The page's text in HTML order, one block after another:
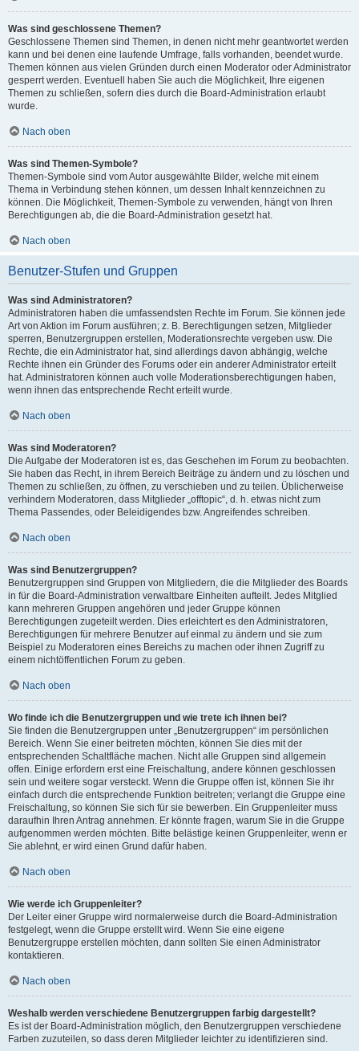
Was sind geschlossene Themen?
Geschlossene Themen sind Themen, in denen nicht mehr geantwortet werden
kann und bei denen eine laufende Umfrage, falls vorhanden, beendet wurde.
Themen können aus vielen Gründen durch einen Moderator oder Administrator
gesperrt werden. Eventuell haben Sie auch die Möglichkeit, Ihre eigenen
Themen zu schließen, sofern dies durch die Board-Administration erlaubt
wurde.
Nach oben
Was sind Themen-Symbole?
Themen-Symbole sind vom Autor ausgewählte Bilder, welche mit einem
Thema in Verbindung stehen können, um dessen Inhalt kennzeichnen zu
können. Die Möglichkeit, Themen-Symbole zu verwenden, hängt von Ihren
Berechtigungen ab, die die Board-Administration gesetzt hat.
Nach oben
Benutzer-Stufen und Gruppen
Was sind Administratoren?
Administratoren haben die umfassendsten Rechte im Forum. Sie können jede
Art von Aktion im Forum ausführen; z. B. Berechtigungen setzen, Mitglieder
sperren, Benutzergruppen erstellen, Moderationsrechte vergeben usw. Die
Rechte, die ein Administrator hat, sind allerdings davon abhängig, welche
Rechte ihnen ein Gründer des Forums oder ein anderer Administrator erteilt
hat. Administratoren können auch volle Moderationsberechtigungen haben,
wenn ihnen das entsprechende Recht erteilt wurde.
Nach oben
Was sind Moderatoren?
Die Aufgabe der Moderatoren ist es, das Geschehen im Forum zu beobachten.
Sie haben das Recht, in ihrem Bereich Beiträge zu ändern und zu löschen und
Themen zu schließen, zu öffnen, zu verschieben und zu teilen. Üblicherweise
verhindern Moderatoren, dass Mitglieder „offtopic“, d. h. etwas nicht zum
Thema Passendes, oder Beleidigendes bzw. Angreifendes schreiben.
Nach oben
Was sind Benutzergruppen?
Benutzergruppen sind Gruppen von Mitgliedern, die die Mitglieder des Boards
in für die Board-Administration verwaltbare Einheiten aufteilt. Jedes Mitglied
kann mehreren Gruppen angehören und jeder Gruppe können
Berechtigungen zugeteilt werden. Dies erleichtert es den Administratoren,
Berechtigungen für mehrere Benutzer auf einmal zu ändern und sie zum
Beispiel zu Moderatoren eines Bereichs zu machen oder ihnen Zugriff zu
einem nichtöffentlichen Forum zu geben.
Nach oben
Wo finde ich die Benutzergruppen und wie trete ich ihnen bei?
Sie finden die Benutzergruppen unter „Benutzergruppen“ im persönlichen
Bereich. Wenn Sie einer beitreten möchten, können Sie dies mit der
entsprechenden Schaltfläche machen. Nicht alle Gruppen sind allgemein
offen. Einige erfordern erst eine Freischaltung, andere können geschlossen
sein und weitere sogar versteckt. Wenn die Gruppe offen ist, können Sie ihr
einfach durch die entsprechende Funktion beitreten; verlangt die Gruppe eine
Freischaltung, so können Sie sich für sie bewerben. Ein Gruppenleiter muss
daraufhin Ihren Antrag annehmen. Er könnte fragen, warum Sie in die Gruppe
aufgenommen werden möchten. Bitte belästige keinen Gruppenleiter, wenn er
Sie ablehnt, er wird einen Grund dafür haben.
Nach oben
Wie werde ich Gruppenleiter?
Der Leiter einer Gruppe wird normalerweise durch die Board-Administration
festgelegt, wenn die Gruppe erstellt wird. Wenn Sie eine eigene
Benutzergruppe erstellen möchten, dann sollten Sie einen Administrator
kontaktieren.
Nach oben
Weshalb werden verschiedene Benutzergruppen farbig dargestellt?
Es ist der Board-Administration möglich, den Benutzergruppen verschiedene
Farben zuzuteilen, so dass deren Mitglieder leichter zu identifizieren sind.